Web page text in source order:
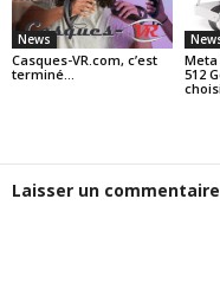
News
Casques-VR.com, c’est
terminé…
Meta
512
Laisser un commentaire